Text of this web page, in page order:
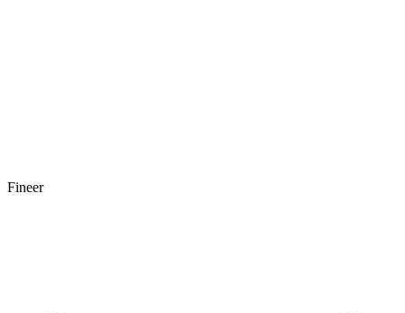
Fineer